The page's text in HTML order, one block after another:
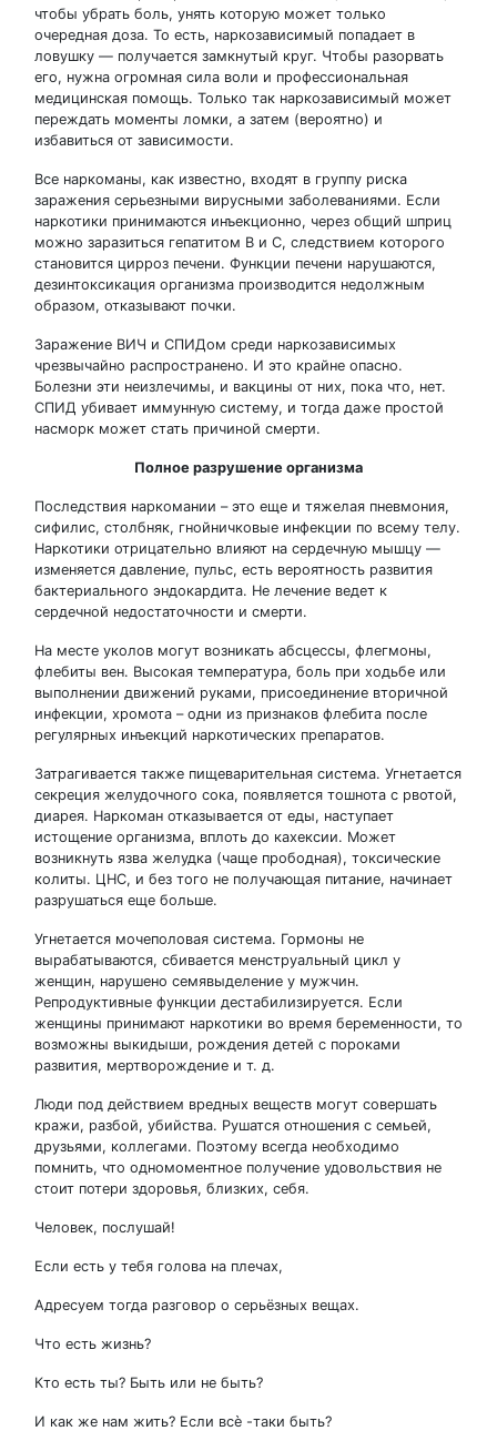
чтобы убрать боль, унять которую может только
очередная доза. То есть, наркозависимый попадает в
ловушку — получается замкнутый круг. Чтобы разорвать
его, нужна огромная сила воли и профессиональная
медицинская помощь. Только так наркозависимый может
переждать моменты ломки, а затем (вероятно) и
избавиться от зависимости.
Все наркоманы, как известно, входят в группу риска
заражения серьезными вирусными заболеваниями. Если
наркотики принимаются инъекционно, через общий шприц
можно заразиться гепатитом В и С, следствием которого
становится цирроз печени. Функции печени нарушаются,
дезинтоксикация организма производится недолжным
образом, отказывают почки.
Заражение ВИЧ и СПИДом среди наркозависимых
чрезвычайно распространено. И это крайне опасно.
Болезни эти неизлечимы, и вакцины от них, пока что, нет.
СПИД убивает иммунную систему, и тогда даже простой
насморк может стать причиной смерти.
Полное разрушение организма
Последствия наркомании – это еще и тяжелая пневмония,
сифилис, столбняк, гнойничковые инфекции по всему телу.
Наркотики отрицательно влияют на сердечную мышцу —
изменяется давление, пульс, есть вероятность развития
бактериального эндокардита. Не лечение ведет к
сердечной недостаточности и смерти.
На месте уколов могут возникать абсцессы, флегмоны,
флебиты вен. Высокая температура, боль при ходьбе или
выполнении движений руками, присоединение вторичной
инфекции, хромота – одни из признаков флебита после
регулярных инъекций наркотических препаратов.
Затрагивается также пищеварительная система. Угнетается
секреция желудочного сока, появляется тошнота с рвотой,
диарея. Наркоман отказывается от еды, наступает
истощение организма, вплоть до кахексии. Может
возникнуть язва желудка (чаще прободная), токсические
колиты. ЦНС, и без того не получающая питание, начинает
разрушаться еще больше.
Угнетается мочеполовая система. Гормоны не
вырабатываются, сбивается менструальный цикл у
женщин, нарушено семявыделение у мужчин.
Репродуктивные функции дестабилизируется. Если
женщины принимают наркотики во время беременности, то
возможны выкидыши, рождения детей с пороками
развития, мертворождение и т. д.
Люди под действием вредных веществ могут совершать
кражи, разбой, убийства. Рушатся отношения с семьей,
друзьями, коллегами. Поэтому всегда необходимо
помнить, что одномоментное получение удовольствия не
стоит потери здоровья, близких, себя.
Человек, послушай!
Если есть у тебя голова на плечах,
Адресуем тогда разговор о серьёзных вещах.
Что есть жизнь?
Кто есть ты? Быть или не быть?
И как же нам жить? Если всѐ -таки быть?